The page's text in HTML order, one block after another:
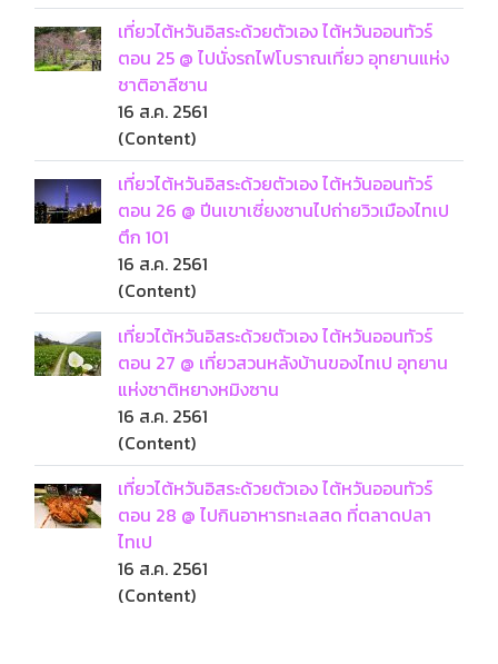
เที่ยวไต้หวันอิสระด้วยตัวเอง ไต้หวันออนทัวร์
ตอน 25 @ ไปนั่งรถไฟโบราณเที่ยว อุทยานแห่ง
ชาติอาลีซาน
16 ส.ค. 2561
(Content)
เที่ยวไต้หวันอิสระด้วยตัวเอง ไต้หวันออนทัวร์
ตอน 26 @ ปีนเขาเซี่ยงซานไปถ่ายวิวเมืองไทเป
ตึก 101
16 ส.ค. 2561
(Content)
เที่ยวไต้หวันอิสระด้วยตัวเอง ไต้หวันออนทัวร์
ตอน 27 @ เที่ยวสวนหลังบ้านของไทเป อุทยาน
แห่งชาติหยางหมิงซาน
16 ส.ค. 2561
(Content)
เที่ยวไต้หวันอิสระด้วยตัวเอง ไต้หวันออนทัวร์
ตอน 28 @ ไปกินอาหารทะเลสด ที่ตลาดปลา
ไทเป
16 ส.ค. 2561
(Content)